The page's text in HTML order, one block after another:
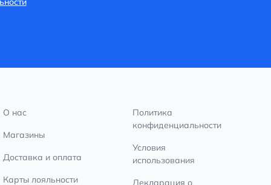
О нас
Магазины
Доставка и оплата
Карты лояльности
Политика
конфиденциальности
Условия
использования
Декларация о